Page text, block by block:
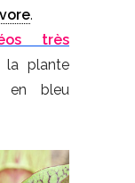
.
très
la plante
en bleu